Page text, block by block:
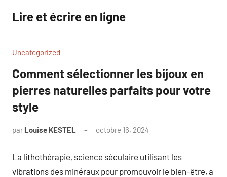
contenu
Lire et écrire en ligne
Uncategorized
Comment sélectionner les bijoux en
pierres naturelles parfaits pour votre
style
par Louise KESTEL octobre 16, 2024
La lithothérapie, science séculaire utilisant les
vibrations des minéraux pour promouvoir le bien-être, a